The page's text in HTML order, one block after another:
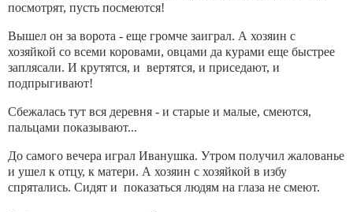
посмотрят, пусть посмеются!
Вышел он за ворота - еще громче заиграл. А хозяин с
хозяйкой со всеми коровами, овцами да курами еще быстрее
заплясали. И крутятся, и вертятся, и приседают, и
подпрыгивают!
Сбежалась тут вся деревня - и старые и малые, смеются,
пальцами показывают...
До самого вечера играл Иванушка. Утром получил жалованье
и ушел к отцу, к матери. А хозяин с хозяйкой в избу
спрятались. Сидят и показаться людям на глаза не смеют.